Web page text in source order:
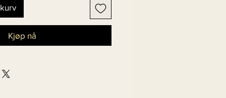
Kjøp nå